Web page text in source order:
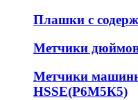
Плашки с
Метчики
Метчики
HSSE(Р6М5К5)